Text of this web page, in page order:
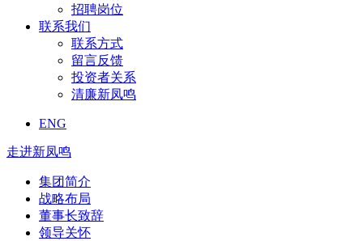
招聘岗位
联系我们
联系方式
留言反馈
投资者关系
清廉新凤鸣
ENG
走进新凤鸣
集团简介
战略布局
董事长致辞
领导关怀